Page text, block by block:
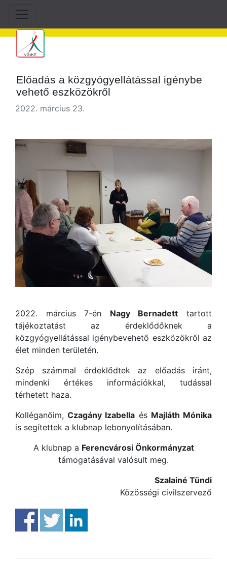
Előadás a közgyógyellátással igénybe
vehető eszközökről
2022. március 23.
2022. március 7-én Nagy Bernadett tartott
tájékoztatást az érdeklődőknek a
közgyógyellátással igénybevehető eszközökről az
élet minden területén.
Szép számmal érdeklődtek az előadás iránt,
mindenki értékes információkkal, tudással
térhetett haza.
Kolléganőim,Czagány Izabella és Majláth Mónika
is segítettek a klubnap lebonyolításában.
A klubnap a Ferencvárosi Önkormányzat
támogatásával valósult meg.
Szalainé Tündi
Közösségi civilszervező